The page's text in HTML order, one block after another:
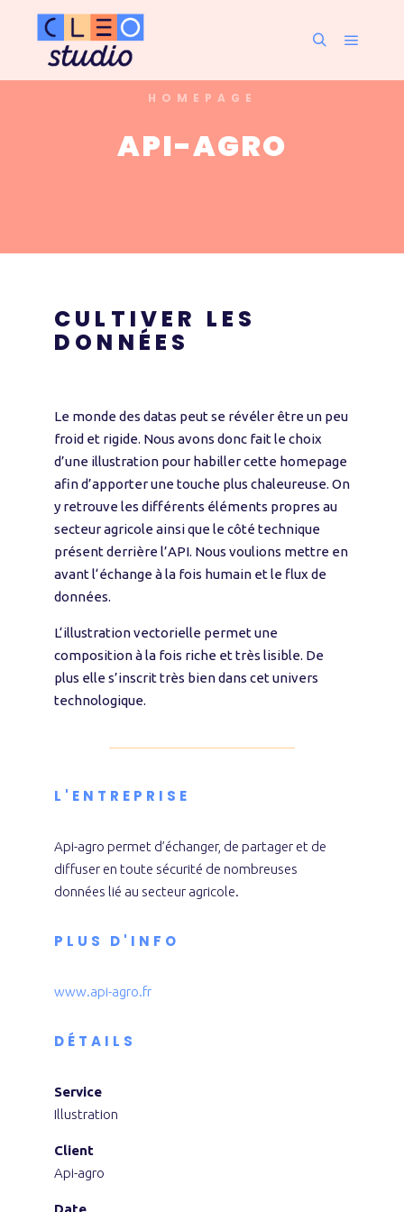
HOMEPAGE
API-AGRO
CULTIVER LES
DONNÉES
Le monde des datas peut se révéler être un peu
froid et rigide. Nous avons donc fait le choix
d’une illustration pour habiller cette homepage
afin d’apporter une touche plus chaleureuse. On
y retrouve les différents éléments propres au
secteur agricole ainsi que le côté technique
présent derrière l’API. Nous voulions mettre en
avant l‘échange à la fois humain et le flux de
données.
L‘illustration vectorielle permet une
composition à la fois riche et très lisible. De
plus elle s’inscrit très bien dans cet univers
technologique.
L'ENTREPRISE
Api-agro permet d’échanger, de partager et de
diffuser en toute sécurité de nombreuses
données lié au secteur agricole.
PLUS D'INFO
www.api-agro.fr
DÉTAILS
Service
Illustration
Client
Api-agro
Date